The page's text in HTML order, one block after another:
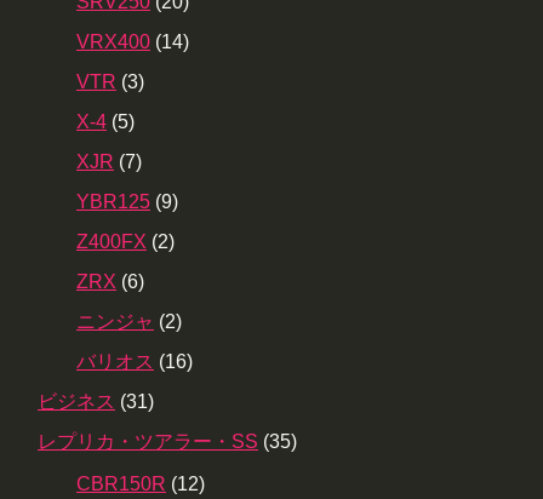
VRX400 (14)
VTR (3)
X-4 (5)
XJR (7)
YBR125 (9)
Z400FX (2)
ZRX (6)
ニンジャ (2)
バリオス (16)
ビジネス (31)
レプリカ・ツアラー・SS (35)
CBR150R (12)